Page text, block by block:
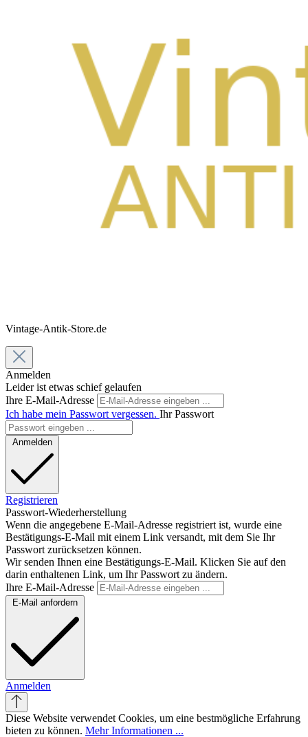
Vintage-Antik-Store.de
Anmelden
Leider ist etwas schief gelaufen
Ihre E-Mail-Adresse
Ich habe mein Passwort vergessen. Ihr Passwort
Anmelden
Registrieren
Passwort-Wiederherstellung
Wenn die angegebene E-Mail-Adresse registriert ist, wurde eine
Bestätigungs-E-Mail mit einem Link versandt, mit dem Sie Ihr
Passwort zurücksetzen können.
Wir senden Ihnen eine Bestätigungs-E-Mail. Klicken Sie auf den
darin enthaltenen Link, um Ihr Passwort zu ändern.
Ihre E-Mail-Adresse
E-Mail anfordern
Anmelden
Diese Website verwendet Cookies, um eine bestmögliche Erfahrung
bieten zu können. Mehr Informationen ...